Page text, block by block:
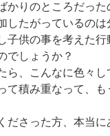
かりのところだっ
したがっているの
子供の事を考えた
でしょうか？
ら、こんなに色々
て積み重なって、
ださった方、本当に